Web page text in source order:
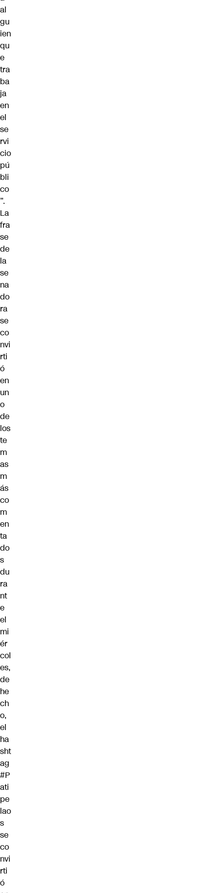
al
gu
ien
qu
e
tra
ba
ja
en
el
se
rvi
cio
pú
bli
co
”.
La
fra
se
de
la
se
na
do
ra
se
co
nvi
rti
ó
en
un
o
de
los
te
m
as
m
ás
co
m
en
ta
do
s
du
ra
nt
e
el
mi
ér
col
es,
de
he
ch
o,
el
ha
sht
ag
#P
ati
pe
lao
s
se
co
nvi
rti
ó